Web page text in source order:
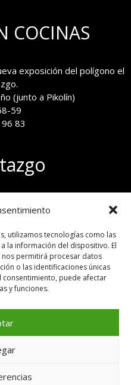
utilizamos tecnologías como las
la información del dispositivo. El
permitirá procesar datos
o las identificaciones únicas
puede afectar
y funciones.
COCINAS
exposición del polígono el
(junto a Pikolín)
59
83
nave 59
96 83
cookies